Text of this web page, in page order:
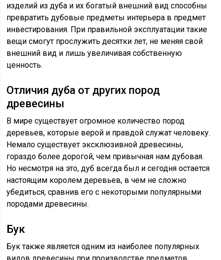
изделий из дуба и их богатый внешний вид способны
превратить дубовые предметы интерьера в предмет
инвестирования. При правильной эксплуатации такие
вещи смогут прослужить десятки лет, не меняя свой
внешний вид и лишь увеличивая собственную
ценность.
Отличия дуба от других пород
древесины
В мире существует огромное количество пород
деревьев, которые верой и правдой служат человеку.
Немало существует эксклюзивной древесины,
гораздо более дорогой, чем привычная нам дубовая.
Но несмотря на это, дуб всегда был и сегодня остается
настоящим королем деревьев, в чем не сложно
убедиться, сравнив его с некоторыми популярными
породами древесины.
Бук
Бук также является одним из наиболее популярных